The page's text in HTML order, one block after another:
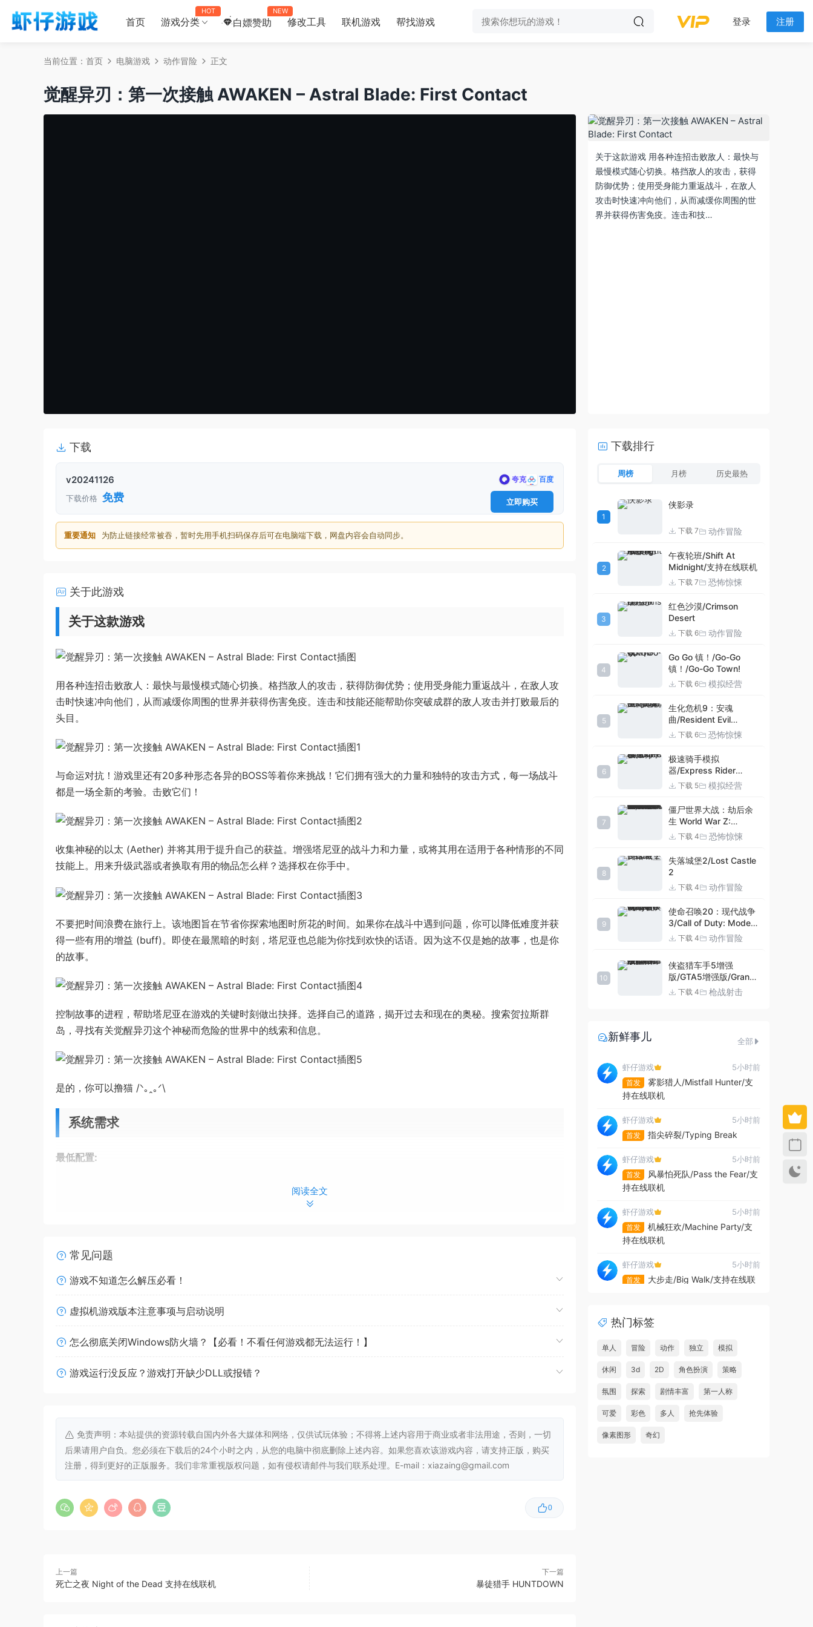
首页 游戏分类
HOT
白嫖赞助
NEW
修改工具 联机游戏 帮找游戏 登录 注册
当前位置： 首页 电脑游戏 动作冒险 正文
觉醒异刃：第一次接触 AWAKEN – Astral Blade: First Contact
关于这款游戏 用各种连招击败敌人：最快与
最慢模式随心切换。格挡敌人的攻击，获得
防御优势；使用受身能力重返战斗，在敌人
攻击时快速冲向他们，从而减缓你周围的世
界并获得伤害免疫。连击和技…
下载
v20241126 夸克 百度
下载价格 免费 立即购买
重要通知 为防止链接经常被吞，暂时先用手机扫码保存后可在电脑端下载，网盘内容会自动同步。
关于此游戏
关于这款游戏
用各种连招击败敌人：最快与最慢模式随心切换。格挡敌人的攻击，获得防御优势；使用受身能力重返战斗，在敌人攻
击时快速冲向他们，从而减缓你周围的世界并获得伤害免疫。连击和技能还能帮助你突破成群的敌人攻击并打败最后的
头目。
与命运对抗！游戏里还有20多种形态各异的BOSS等着你来挑战！它们拥有强大的力量和独特的攻击方式，每一场战斗
都是一场全新的考验。击败它们！
收集神秘的以太 (Aether) 并将其用于提升自己的获益。增强塔尼亚的战斗力和力量，或将其用在适用于各种情形的不同
技能上。用来升级武器或者换取有用的物品怎么样？选择权在你手中。
不要把时间浪费在旅行上。该地图旨在节省你探索地图时所花的时间。如果你在战斗中遇到问题，你可以降低难度并获
得一些有用的增益 (buff)。即使在最黑暗的时刻，塔尼亚也总能为你找到欢快的话语。因为这不仅是她的故事，也是你
的故事。
控制故事的进程，帮助塔尼亚在游戏的关键时刻做出抉择。选择自己的道路，揭开过去和现在的奥秘。搜索贺拉斯群
岛，寻找有关觉醒异刃这个神秘而危险的世界中的线索和信息。
是的，你可以撸猫 /ᐠ｡ꞈ｡ᐟ\
系统需求
最低配置:
DirectX 版本:
处理器:Quad Core @ 2.50Ghz
显卡:4GB of video RAM
阅读全文
常见问题
游戏不知道怎么解压必看！
虚拟机游戏版本注意事项与启动说明
怎么彻底关闭Windows防火墙？【必看！不看任何游戏都无法运行！】
游戏运行没反应？游戏打开缺少DLL或报错？
免责声明：本站提供的资源转载自国内外各大媒体和网络，仅供试玩体验；不得将上述内容用于商业或者非法用途，否则，一切
后果请用户自负。您必须在下载后的24个小时之内，从您的电脑中彻底删除上述内容。如果您喜欢该游戏内容，请支持正版，购买
注册，得到更好的正版服务。我们非常重视版权问题，如有侵权请邮件与我们联系处理。E-mail：xiazaing@gmail.com
0
上一篇
死亡之夜 Night of the Dead 支持在线联机
下一篇
暴徒猎手 HUNTDOWN
下载排行
周榜 月榜 历史最热
1
侠影录
下载 7 动作冒险
2
午夜轮班/Shift At
Midnight/支持在线联机
下载 7 恐怖惊悚
3
红色沙漠/Crimson
Desert
下载 6 动作冒险
4
Go Go 镇！/Go-Go
镇！/Go-Go Town!
下载 6 模拟经营
5
生化危机9：安魂
曲/Resident Evil
Requiem
下载 6 恐怖惊悚
6
极速骑手模拟
器/Express Rider
Simulator
下载 5 模拟经营
7
僵尸世界大战：劫后余
生 World War Z:
Aftermath |官方中文
09.27.24 v20240924
集成DLCs 赠多项修改器
+赠999等级.荣誉技能.
紫色荣誉头框.荣誉枪械
技能.解锁存档 解压即玩
下载 4 恐怖惊悚
8
失落城堡2/Lost Castle
2
下载 4 动作冒险
9
使命召唤20：现代战争
3/Call of Duty: Modern
Warfare III
下载 4 动作冒险
10
侠盗猎车手5增强
版/GTA5增强版/Grand
Theft Auto V
下载 4 枪战射击
新鲜事儿 全部
虾仔游戏 5小时前
首发
雾影猎人/Mistfall Hunter/支
持在线联机
虾仔游戏 5小时前
首发 指尖碎裂/Typing Break
虾仔游戏 5小时前
首发
风暴怕死队/Pass the Fear/支
持在线联机
虾仔游戏 5小时前
首发
机械狂欢/Machine Party/支
持在线联机
虾仔游戏 5小时前
首发
大步走/Big Walk/支持在线联
虾仔游戏
Judgment of the Archon
虾仔游戏 5小时前
虾仔游戏
热门标签
单人 冒险 动作 独立 模拟
休闲 3d 2D 角色扮演 策略
氛围 探索 剧情丰富 第一人称
可爱 彩色 多人 抢先体验
像素图形 奇幻